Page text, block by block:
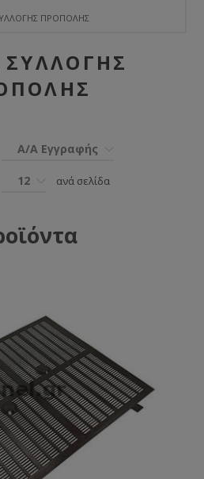
ΠΡΌΠΟΛΗΣ
ΣΥΛΛΟΓΉΣ
Α/Α Εγγραφής
12 ανά σελίδα